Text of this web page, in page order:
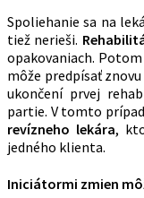
Spoliehanie sa na
tiež nerieši.
opakovaniach.
môže predpísať
ukončení prvej
partie. V tomto
revízneho lekára,
jedného klienta.
Iniciátormi zmien